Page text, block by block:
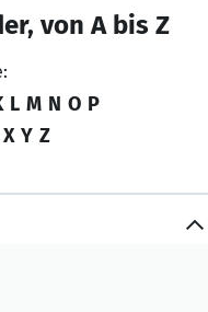
von A bis Z
L M N O P
X Y Z